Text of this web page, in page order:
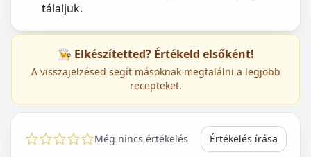
tálaljuk.
👨‍🍳 Elkészítetted? Értékeld elsőként!
A visszajelzésed segít másoknak megtalálni a legjobb
recepteket.
Még nincs értékelés Értékelés írása